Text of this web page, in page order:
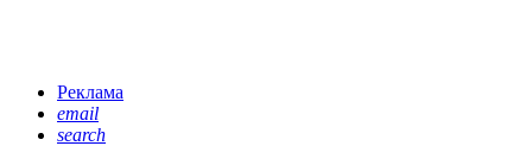
Реклама
email
search